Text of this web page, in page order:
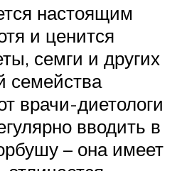
настоящим
и ценится
семги и других
семейства
врачи-диетологи
вводить в
– она имеет